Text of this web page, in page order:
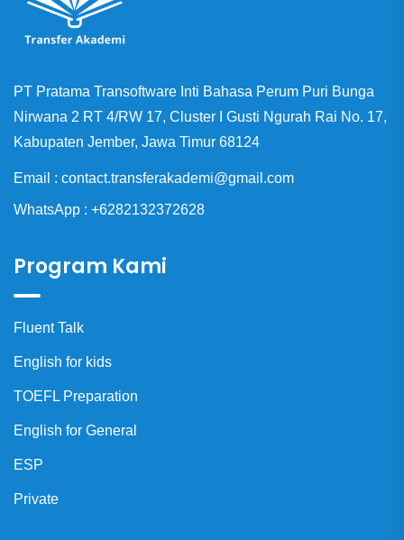
PT Pratama Transoftware Inti Bahasa Perum Puri Bunga
Nirwana 2 RT 4/RW 17, Cluster I Gusti Ngurah Rai No. 17,
Kabupaten Jember, Jawa Timur 68124
Email : contact.transferakademi@gmail.com
WhatsApp : +6282132372628
Program Kami
Fluent Talk
English for kids
TOEFL Preparation
English for General
ESP
Private